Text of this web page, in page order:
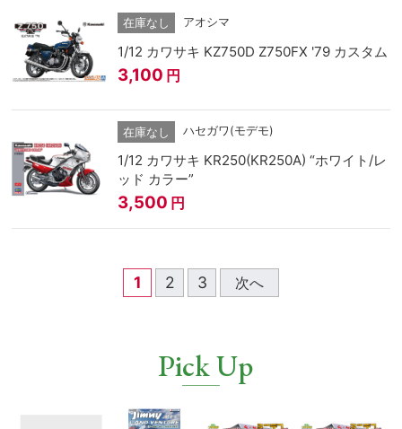
在庫なし アオシマ
1/12 カワサキ KZ750D Z750FX '79 カスタム
3,100 円
在庫なし ハセガワ(モデモ)
1/12 カワサキ KR250(KR250A) “ホワイト/レ
ッド カラー”
3,500 円
1 2 3 次へ
Pick Up